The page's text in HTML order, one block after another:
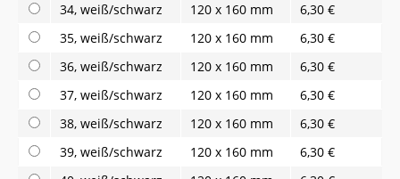
34, weiß/schwarz
120 x 160 mm
6,30 €
35, weiß/schwarz
120 x 160 mm
6,30 €
36, weiß/schwarz
120 x 160 mm
6,30 €
37, weiß/schwarz
120 x 160 mm
6,30 €
38, weiß/schwarz
120 x 160 mm
6,30 €
39, weiß/schwarz
120 x 160 mm
6,30 €